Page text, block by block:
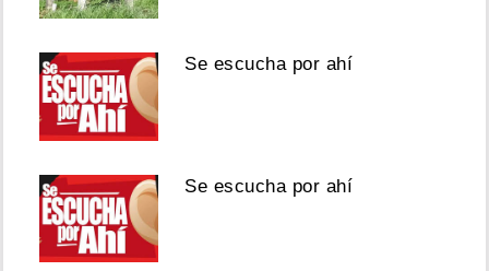
Se escucha por ahí
Se escucha por ahí